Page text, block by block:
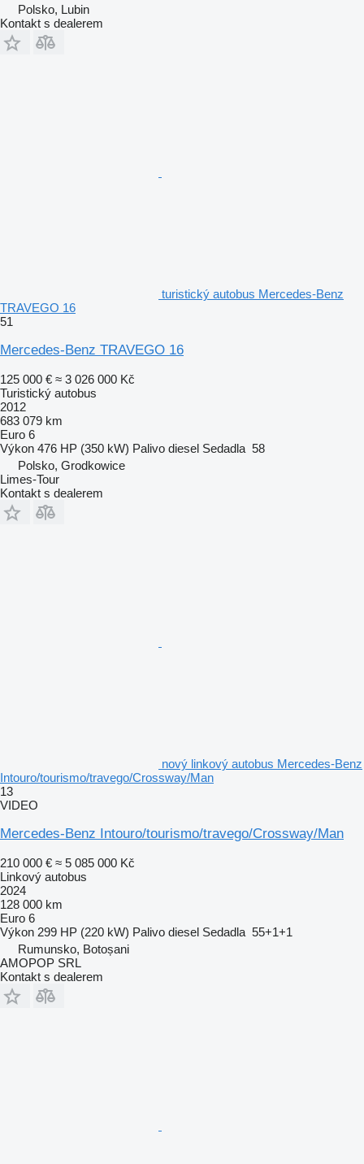
Polsko, Lubin
Kontakt s dealerem
turistický autobus Mercedes-Benz
TRAVEGO 16
51
Mercedes-Benz TRAVEGO 16
125 000 € ≈ 3 026 000 Kč
Turistický autobus
2012
683 079 km
Euro 6
Výkon 476 HP (350 kW) Palivo diesel Sedadla 58
Polsko, Grodkowice
Limes-Tour
Kontakt s dealerem
nový linkový autobus Mercedes-Benz
Intouro/tourismo/travego/Crossway/Man
13
VIDEO
Mercedes-Benz Intouro/tourismo/travego/Crossway/Man
210 000 € ≈ 5 085 000 Kč
Linkový autobus
2024
128 000 km
Euro 6
Výkon 299 HP (220 kW) Palivo diesel Sedadla 55+1+1
Rumunsko, Botoșani
AMOPOP SRL
Kontakt s dealerem